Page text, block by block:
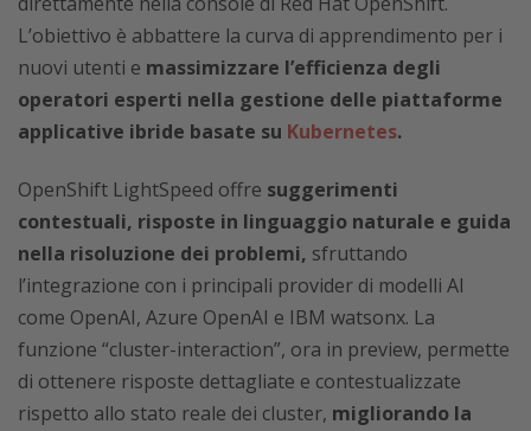
L’obiettivo è abbattere la curva di apprendimento per i
nuovi utenti e massimizzare l’efficienza degli
operatori esperti nella gestione delle piattaforme
applicative ibride basate su Kubernetes.
OpenShift LightSpeed offre suggerimenti
contestuali, risposte in linguaggio naturale e guida
nella risoluzione dei problemi, sfruttando
l’integrazione con i principali provider di modelli AI
come OpenAI, Azure OpenAI e IBM watsonx. La
funzione “cluster-interaction”, ora in preview, permette
di ottenere risposte dettagliate e contestualizzate
rispetto allo stato reale dei cluster, migliorando la